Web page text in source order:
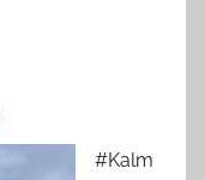
#Kalm